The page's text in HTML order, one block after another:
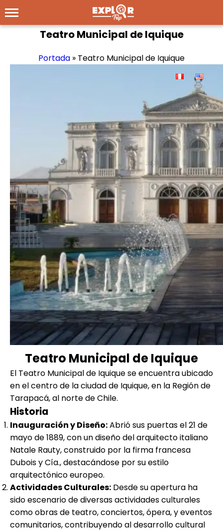
Teatro Municipal de Iquique
Portada » Teatro Municipal de Iquique
Teatro Municipal de Iquique
El Teatro Municipal de Iquique se encuentra ubicado
en el centro de la ciudad de Iquique, en la Región de
Tarapacá, al norte de Chile.
Historia
Inauguración y Diseño:Abrió sus puertas el 21 de
mayo de 1889, con un diseño del arquitecto italiano
Natale Rauty, construido por la firma francesa
Dubois y Cía., destacándose por su estilo
arquitectónico europeo.
Actividades Culturales: Desde su apertura ha
sido escenario de diversas actividades culturales
como obras de teatro, conciertos, ópera, y eventos
comunitarios, contribuyendo al desarrollo cultural